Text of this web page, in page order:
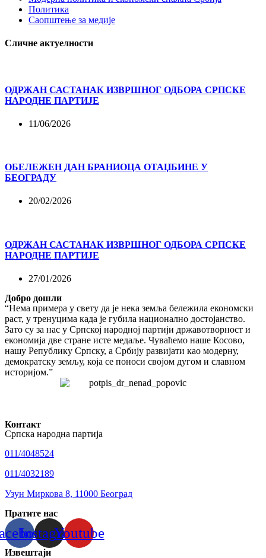
Политика
Саопштење за медије
Сличне актуелности
ОДРЖАН САСТАНАК ИЗВРШНОГ ОДБОРА СРПСКЕ
НАРОДНЕ ПАРТИЈЕ
11/06/2026
ОБЕЛЕЖЕН ДАН БРАНИОЦА ОТАЏБИНЕ У
БЕОГРАДУ
20/02/2026
ОДРЖАН САСТАНАК ИЗВРШНОГ ОДБОРА СРПСКЕ
НАРОДНЕ ПАРТИЈЕ
27/01/2026
Добро дошли
“Нема примера у свету да је нека земља бележила економски
раст, у тренуцима када је губила национално достојанство.
Зато су за нас у Српској народној партији државотворност и
економија две стране исте медаље. Чуваћемо наше Косово,
нашу Републику Српску, а Србију развијати као модерну,
демократску земљу, која се поноси својом дугом и славном
историјом.”
Контакт
Српска народна партија
011/4048524
011/4032189
Узун Миркова 8, 11000 Београд
Пратите нас
InstagramYoutube
Извештаји